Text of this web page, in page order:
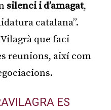
silenci i d’amagat,
catalana”.
que faci
reunions, així com
ES